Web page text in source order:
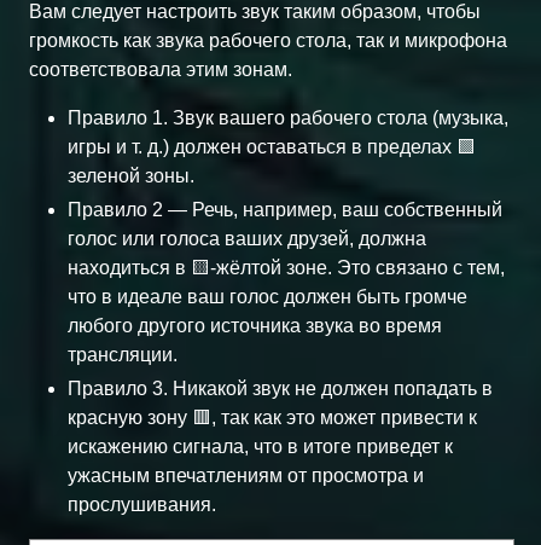
Вам следует настроить звук таким образом, чтобы
громкость как звука рабочего стола, так и микрофона
соответствовала этим зонам.
Правило 1. Звук вашего рабочего стола (музыка,
игры и т. д.) должен оставаться в пределах 🟩
зеленой зоны.
Правило 2 — Речь, например, ваш собственный
голос или голоса ваших друзей, должна
находиться в 🟨-жёлтой зоне. Это связано с тем,
что в идеале ваш голос должен быть громче
любого другого источника звука во время
трансляции.
Правило 3. Никакой звук не должен попадать в
красную зону 🟥, так как это может привести к
искажению сигнала, что в итоге приведет к
ужасным впечатлениям от просмотра и
прослушивания.